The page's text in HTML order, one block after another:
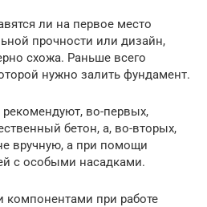
ли на первое место
прочности или дизайн,
схожа. Раньше всего
нужно залить фундамент.
рекомендуют, во-первых,
бетон, а, во-вторых,
вручную, а при помощи
с особыми насадками.
при работе